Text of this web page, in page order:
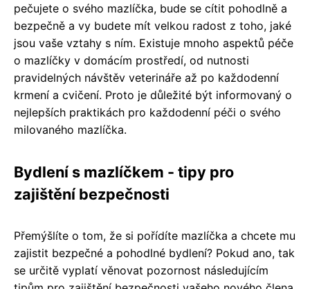
pečujete o svého mazlíčka, bude se cítit pohodlně a
bezpečně a vy budete mít velkou radost z toho, jaké
jsou vaše vztahy s ním. Existuje mnoho aspektů péče
o mazlíčky v domácím prostředí, od nutnosti
pravidelných návštěv veterináře až po každodenní
krmení a cvičení. Proto je důležité být informovaný o
nejlepších praktikách pro každodenní péči o svého
milovaného mazlíčka.
Bydlení s mazlíčkem - tipy pro
zajištění bezpečnosti
Přemýšlíte o tom, že si pořídíte mazlíčka a chcete mu
zajistit bezpečné a pohodlné bydlení? Pokud ano, tak
se určitě vyplatí věnovat pozornost následujícím